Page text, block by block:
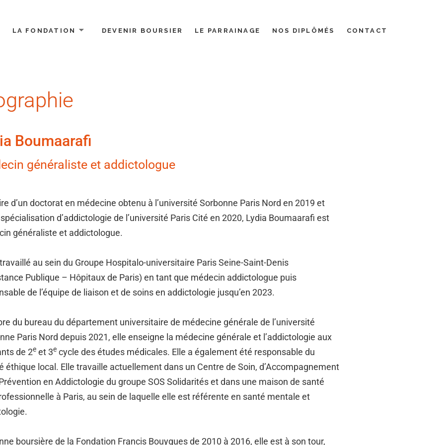
LA FONDATION DEVENIR BOURSIER LE PARRAINAGE NOS DIPLÔMÉS CONTACT
Boumaarafi
généraliste et addictologue
d’un doctorat en médecine obtenu à l’université Sorbonne Paris Nord en 2019 et
spécialisation d’addictologie de l’université Paris Cité en 2020, Lydia Boumaarafi est
généraliste et addictologue.
au sein du Groupe Hospitalo-universitaire Paris Seine-Saint-Denis
Publique – Hôpitaux de Paris) en tant que médecin addictologue puis
de l’équipe de liaison et de soins en addictologie jusqu’en 2023.
du bureau du département universitaire de médecine générale de l’université
Paris Nord depuis 2021, elle enseigne la médecine générale et l’addictologie aux
de 2e et 3e cycle des études médicales. Elle a également été responsable du
éthique local. Elle travaille actuellement dans un Centre de Soin, d’Accompagnement
en Addictologie du groupe SOS Solidarités et dans une maison de santé
à Paris, au sein de laquelle elle est référente en santé mentale et
boursière de la Fondation Francis Bouygues de 2010 à 2016, elle est à son tour,